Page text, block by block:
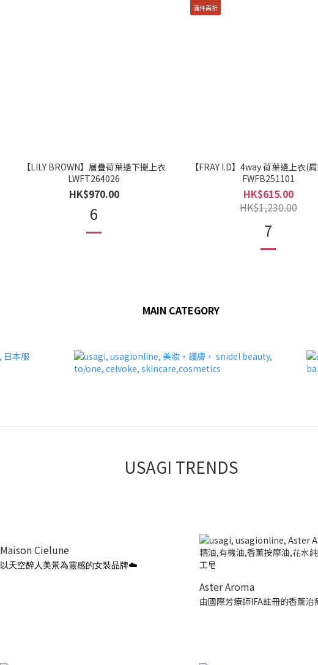
【LILY BROWN】層疊荷葉邊下擺上衣
LWFT264026
HK$970.00
6
滿件再折
【FRAY I.D】4way 荷葉邊上衣(
FWFB251101
HK$615.00
HK$1,230.00
7
MAIN CATEGORY
USAGI TRENDS
Maison Cielune
以天空醉人美景為靈感的女裝品牌☁️
Aster Aroma
由國際芳療師IFA註冊的香薰治